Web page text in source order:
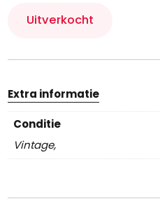
Uitverkocht
Extra informatie
Conditie
Vintage,